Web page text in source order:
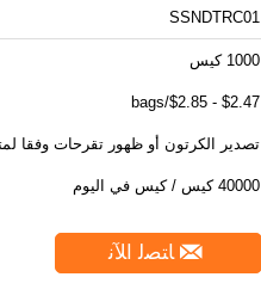
SSNDTRC01
1000 كيس
$2.47 - $2.85/bags
تصدير الكرتون أو ظهور تقرحات وفقا
40000 كيس / كيس في اليوم
ﺎﺘﺼﻟ ﺍﻶﻧ